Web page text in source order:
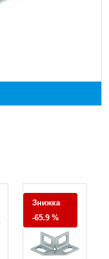
Знижка
-65.9 %